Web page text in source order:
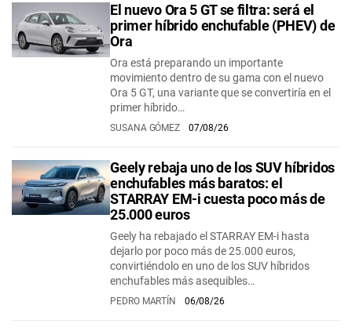
El nuevo Ora 5 GT se filtra: será el
primer híbrido enchufable (PHEV) de
Ora
Ora está preparando un importante
movimiento dentro de su gama con el nuevo
Ora 5 GT, una variante que se convertiría en el
primer híbrido…
SUSANA GÓMEZ 07/08/26
Geely rebaja uno de los SUV híbridos
enchufables más baratos: el
STARRAY EM-i cuesta poco más de
25.000 euros
Geely ha rebajado el STARRAY EM-i hasta
dejarlo por poco más de 25.000 euros,
convirtiéndolo en uno de los SUV híbridos
enchufables más asequibles…
PEDRO MARTÍN 06/08/26